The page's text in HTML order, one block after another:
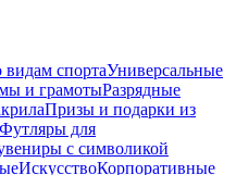
спортаУниверсальные
и грамотыРазрядные
Призы и подарки из
Футляры для
с символикой
ИскусствоКорпоративные